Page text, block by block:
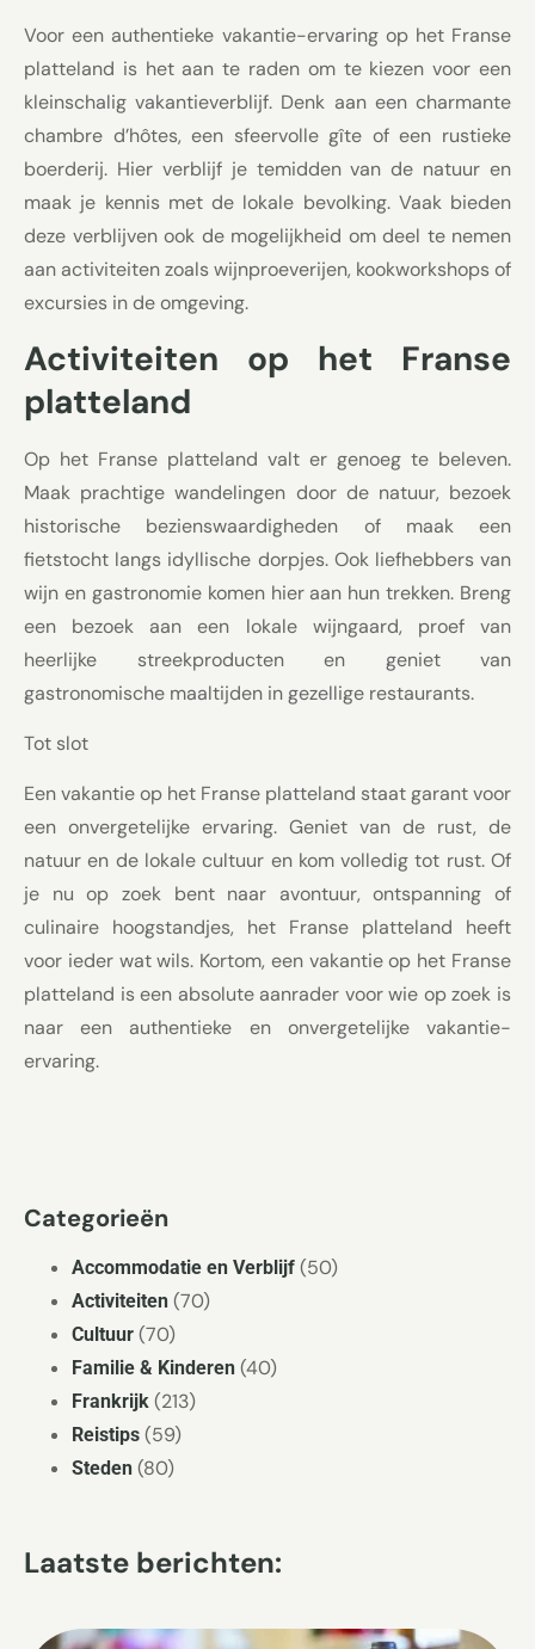
Voor een authentieke vakantie-ervaring op het Franse
platteland is het aan te raden om te kiezen voor een
kleinschalig vakantieverblijf. Denk aan een charmante
chambre d’hôtes, een sfeervolle gîte of een rustieke
boerderij. Hier verblijf je temidden van de natuur en
maak je kennis met de lokale bevolking. Vaak bieden
deze verblijven ook de mogelijkheid om deel te nemen
aan activiteiten zoals wijnproeverijen, kookworkshops of
excursies in de omgeving.
Activiteiten op het Franse
platteland
Op het Franse platteland valt er genoeg te beleven.
Maak prachtige wandelingen door de natuur, bezoek
historische bezienswaardigheden of maak een
fietstocht langs idyllische dorpjes. Ook liefhebbers van
wijn en gastronomie komen hier aan hun trekken. Breng
een bezoek aan een lokale wijngaard, proef van
heerlijke streekproducten en geniet van
gastronomische maaltijden in gezellige restaurants.
Tot slot
Een vakantie op het Franse platteland staat garant voor
een onvergetelijke ervaring. Geniet van de rust, de
natuur en de lokale cultuur en kom volledig tot rust. Of
je nu op zoek bent naar avontuur, ontspanning of
culinaire hoogstandjes, het Franse platteland heeft
voor ieder wat wils. Kortom, een vakantie op het Franse
platteland is een absolute aanrader voor wie op zoek is
naar een authentieke en onvergetelijke vakantie-
ervaring.
Categorieën
Accommodatie en Verblijf (50)
Activiteiten (70)
Cultuur (70)
Familie & Kinderen (40)
Frankrijk (213)
Reistips (59)
Steden (80)
Laatste berichten: